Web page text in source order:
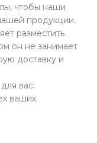
чтобы наши
продукции.
разместить
он не занимает
доставку и
вас
ваших